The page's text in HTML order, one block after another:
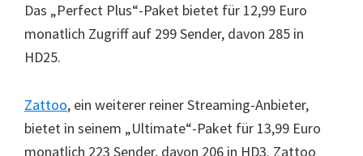
Das „Perfect Plus“-Paket bietet für 12,99 Euro
monatlich Zugriff auf 299 Sender, davon 285 in
HD25.
Zattoo, ein weiterer reiner Streaming-Anbieter,
bietet in seinem „Ultimate“-Paket für 13,99 Euro
monatlich 223 Sender, davon 206 in HD3. Zattoo